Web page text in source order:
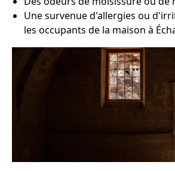
Une survenue d'allergies ou
les occupants de la maison à